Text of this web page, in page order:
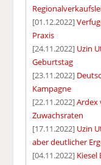
[01.12.2022]
Praxis
[24.11.2022] Uzin
Geburtstag
[23.11.2022]
Kampagne
[22.11.2022]Ardex
Zuwachsraten
[17.11.2022] Uzin
aber deutlicher
[04.11.2022]